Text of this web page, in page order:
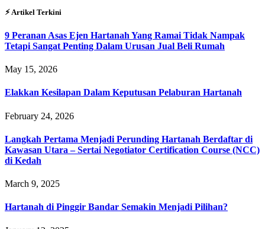
⚡︎ Artikel Terkini
9 Peranan Asas Ejen Hartanah Yang Ramai Tidak Nampak
Tetapi Sangat Penting Dalam Urusan Jual Beli Rumah
May 15, 2026
Elakkan Kesilapan Dalam Keputusan Pelaburan Hartanah
February 24, 2026
Langkah Pertama Menjadi Perunding Hartanah Berdaftar di
Kawasan Utara – Sertai Negotiator Certification Course (NCC)
di Kedah
March 9, 2025
Hartanah di Pinggir Bandar Semakin Menjadi Pilihan?